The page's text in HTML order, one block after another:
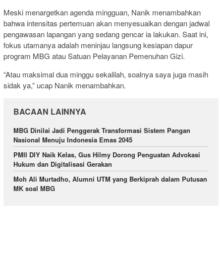
Meski menargetkan agenda mingguan, Nanik menambahkan
bahwa intensitas pertemuan akan menyesuaikan dengan jadwal
pengawasan lapangan yang sedang gencar ia lakukan. Saat ini,
fokus utamanya adalah meninjau langsung kesiapan dapur
program MBG atau Satuan Pelayanan Pemenuhan Gizi.
“Atau maksimal dua minggu sekalilah, soalnya saya juga masih
sidak ya,” ucap Nanik menambahkan.
BACAAN LAINNYA
MBG Dinilai Jadi Penggerak Transformasi Sistem Pangan
Nasional Menuju Indonesia Emas 2045
PMII DIY Naik Kelas, Gus Hilmy Dorong Penguatan Advokasi
Hukum dan Digitalisasi Gerakan
Moh Ali Murtadho, Alumni UTM yang Berkiprah dalam Putusan
MK soal MBG